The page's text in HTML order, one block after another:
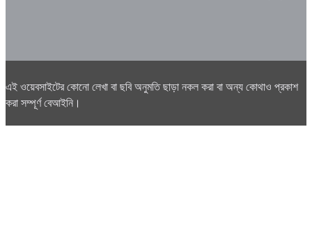
এই ওয়েবসাইটের কোনো লেখা বা ছবি অনুমতি ছাড়া নকল করা বা অন্য কোথাও প্রকাশ
করা সম্পূর্ণ বেআইনি।